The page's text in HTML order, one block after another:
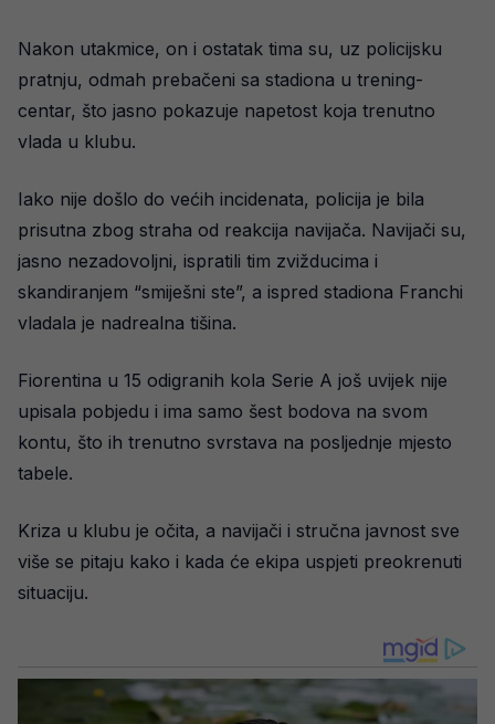
Nakon utakmice, on i ostatak tima su, uz policijsku
pratnju, odmah prebačeni sa stadiona u trening-
centar, što jasno pokazuje napetost koja trenutno
vlada u klubu.
Iako nije došlo do većih incidenata, policija je bila
prisutna zbog straha od reakcija navijača. Navijači su,
jasno nezadovoljni, ispratili tim zvižducima i
skandiranjem “smiješni ste”, a ispred stadiona Franchi
vladala je nadrealna tišina.
Fiorentina u 15 odigranih kola Serie A još uvijek nije
upisala pobjedu i ima samo šest bodova na svom
kontu, što ih trenutno svrstava na posljednje mjesto
tabele.
Kriza u klubu je očita, a navijači i stručna javnost sve
više se pitaju kako i kada će ekipa uspjeti preokrenuti
situaciju.